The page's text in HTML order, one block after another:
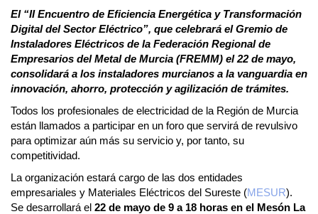
El “II Encuentro de Eficiencia Energética y Transformación
Digital del Sector Eléctrico”, que celebrará el Gremio de
Instaladores Eléctricos de la Federación Regional de
Empresarios del Metal de Murcia (FREMM) el 22 de mayo,
consolidará a los instaladores murcianos a la vanguardia en
innovación, ahorro, protección y agilización de trámites.
Todos los profesionales de electricidad de la Región de Murcia
están llamados a participar en un foro que servirá de revulsivo
para optimizar aún más su servicio y, por tanto, su
competitividad.
La organización estará cargo de las dos entidades
empresariales y Materiales Eléctricos del Sureste (MESUR).
Se desarrollará el 22 de mayo de 9 a 18 horas en el Mesón La